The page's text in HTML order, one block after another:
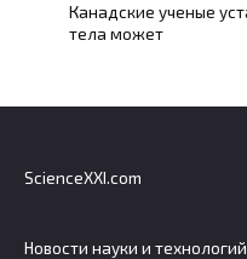
Канадские ученые
тела может
ScienceXXI.com
Новости науки и технологий